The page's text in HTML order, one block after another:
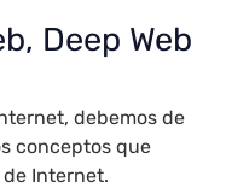
Deep Web
debemos de
conceptos que
Internet.